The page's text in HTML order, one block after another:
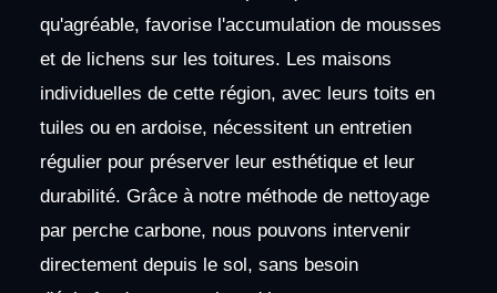
qu'agréable, favorise l'accumulation de mousses
et de lichens sur les toitures. Les maisons
individuelles de cette région, avec leurs toits en
tuiles ou en ardoise, nécessitent un entretien
régulier pour préserver leur esthétique et leur
durabilité. Grâce à notre méthode de nettoyage
par perche carbone, nous pouvons intervenir
directement depuis le sol, sans besoin